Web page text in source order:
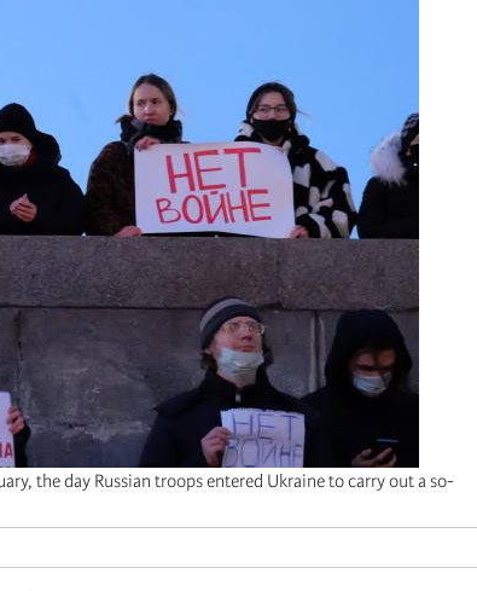
the day Russian troops entered Ukraine to carry out a so-